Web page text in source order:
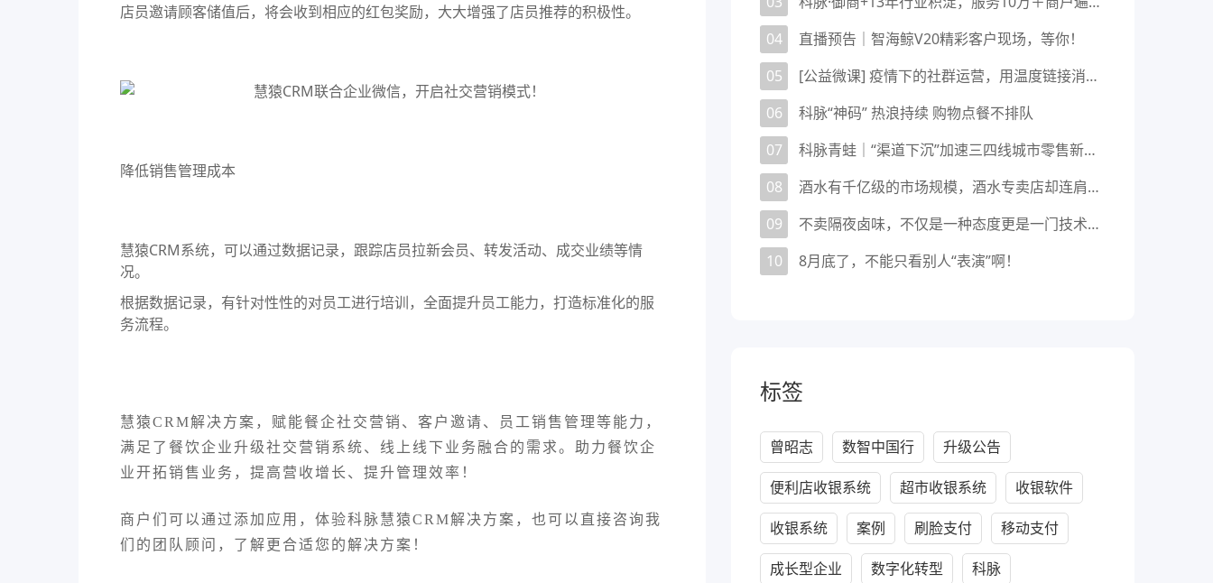
店员邀请顾客储值后，将会收到相应的红包奖励，大大增强了店员推荐的积极性。
降低销售管理成本
慧猿CRM系统，可以通过数据记录，跟踪店员拉新会员、转发活动、成交业绩等情
况。
根据数据记录，有针对性性的对员工进行培训，全面提升员工能力，打造标准化的服
务流程。
慧猿CRM解决方案 ，赋能餐企社交营销、客户邀请、员工销售管理等能力，
满足了餐饮企业升级社交营销系统、线上线下业务融合的需求。助力餐饮企
业开拓销售业务，提高营收增长、提升管理效率！
商户们可以通过添加应用，体验科脉慧猿CRM解决方案，也可以直接咨询我
们的团队顾问，了解更合适您的解决方案！
04
直播预告｜智海鲸V20精彩客户现场，等你！
05
[公益微课] 疫情下的社群运营，用温度链接消费者
06
科脉“神码” 热浪持续 购物点餐不排队
07
科脉青蛙｜“渠道下沉”加速三四线城市零售新升级
08
酒水有千亿级的市场规模，酒水专卖店却连肩都擦不上？
09
不卖隔夜卤味，不仅是一种态度更是一门技术活！
10
8月底了，不能只看别人“表演”啊！
标签
曾昭志 数智中国行 升级公告
便利店收银系统 超市收银系统 收银软件
收银系统 案例 刷脸支付 移动支付
成长型企业 数字化转型 科脉